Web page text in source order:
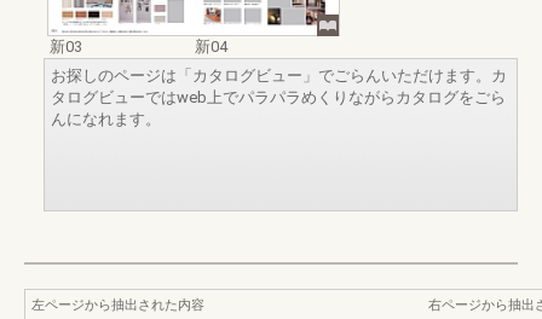
新03
新04
お探しのページは「カタログビュー」でごらんいただけます。カ
タログビューではweb上でパラパラめくりながらカタログをごら
んになれます。
左ページから抽出された内容
右ページから抽出